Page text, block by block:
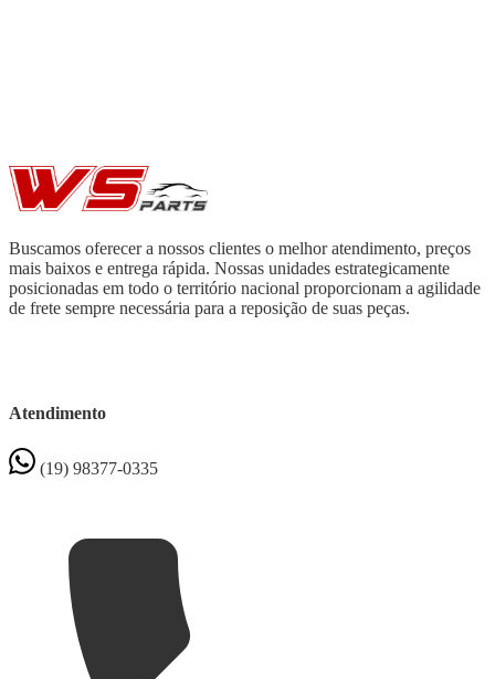
Buscamos oferecer a nossos clientes o melhor atendimento, preços
mais baixos e entrega rápida. Nossas unidades estrategicamente
posicionadas em todo o território nacional proporcionam a agilidade
de frete sempre necessária para a reposição de suas peças.
Atendimento
(19) 98377-0335